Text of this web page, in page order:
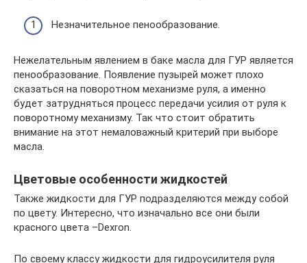
Незначительное пенообразование.
Нежелательным явлением в баке масла для ГУР является
пенообразование. Появление пузырей может плохо
сказаться на поворотном механизме руля, а именно
будет затрудняться процесс передачи усилия от руля к
поворотному механизму. Так что стоит обратить
внимание на этот немаловажный критерий при выборе
масла.
Цветовые особенности жидкостей
Также жидкости для ГУР подразделяются между собой
по цвету. Интересно, что изначально все они были
красного цвета –Dexron.
По своему классу жидкости для гидроусилителя руля